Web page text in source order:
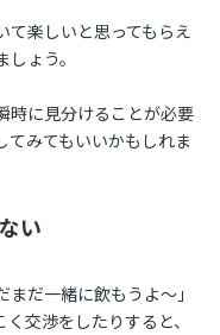
て楽しいと思ってもらえ
ょう。
時に見分けることが必要
てみてもいいかもしれま
い
まだ一緒に飲もうよ～」
交渉をしたりすると、